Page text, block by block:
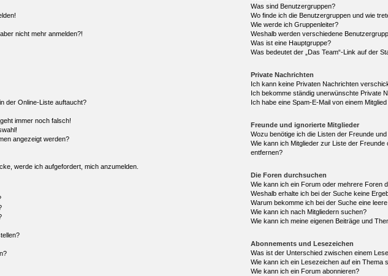
nicht mehr anmelden?!
der Online-Liste auftaucht?
immer noch falsch!
angezeigt werden?
werde ich aufgefordert, mich anzumelden.
Was sind Benutzergruppen?
Wo finde ich die Benutzergruppen und wie
Wie werde ich Gruppenleiter?
Weshalb werden verschiedene
Was ist eine Hauptgruppe?
Was bedeutet der „Das Team“-Link auf der
Private Nachrichten
Ich kann keine Privaten Nachrichten
Ich bekomme ständig unerwünschte Private
Ich habe eine Spam-E-Mail von einem
Freunde und ignorierte Mitglieder
Wozu benötige ich die Listen der Freunde
Wie kann ich Mitglieder zur Liste der
entfernen?
Die Foren durchsuchen
Wie kann ich ein Forum oder mehrere Foren
Weshalb erhalte ich bei der Suche keine
Warum bekomme ich bei der Suche eine
Wie kann ich nach Mitgliedern suchen?
Wie kann ich meine eigenen Beiträge und
Abonnements und Lesezeichen
Was ist der Unterschied zwischen einem
Wie kann ich ein Lesezeichen auf ein Thema
Wie kann ich ein Forum abonnieren?